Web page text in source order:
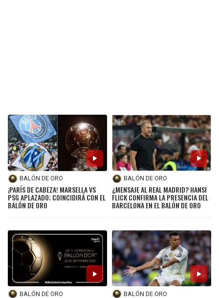
BALÓN DE ORO
¡PARÍS DE CABEZA! MARSELLA VS
PSG APLAZADO; COINCIDIRÁ CON EL
BALÓN DE ORO
BALÓN DE ORO
¿MENSAJE AL REAL MADRID? HANSI
FLICK CONFIRMA LA PRESENCIA DEL
BARCELONA EN EL BALÓN DE ORO
BALÓN DE ORO BALÓN DE ORO